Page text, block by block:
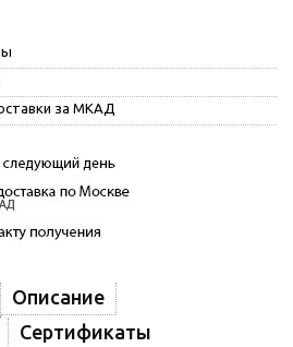
за МКАД
Описание
Сертификаты